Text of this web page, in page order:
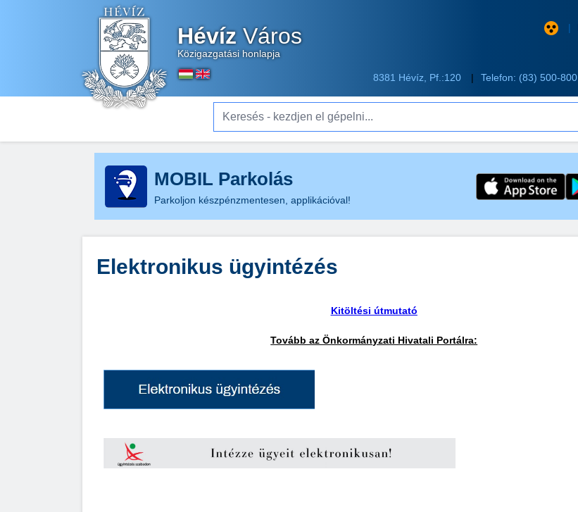
HévízVáros
Közigazgatási honlapja
8381 Hévíz, Pf.:120
Telefon: (83) 500-800
Keresés - kezdjen el gépelni...
MOBIL Parkolás
Parkoljon készpénzmentesen, applikációval!
Elektronikus ügyintézés
Kitöltési útmutató
Tovább az Önkormányzati Hivatali Portálra: